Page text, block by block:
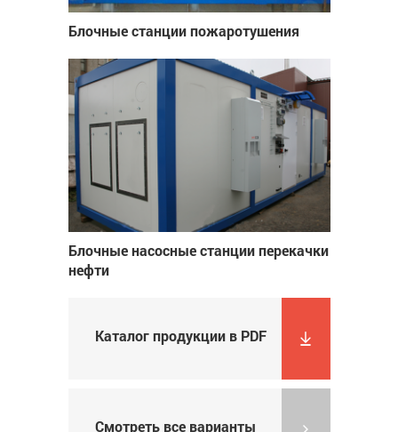
Блочные станции пожаротушения
Блочные насосные станции перекачки
нефти
Каталог продукции в PDF
Смотреть все варианты